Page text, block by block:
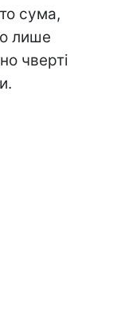
сума,
лише
чверті